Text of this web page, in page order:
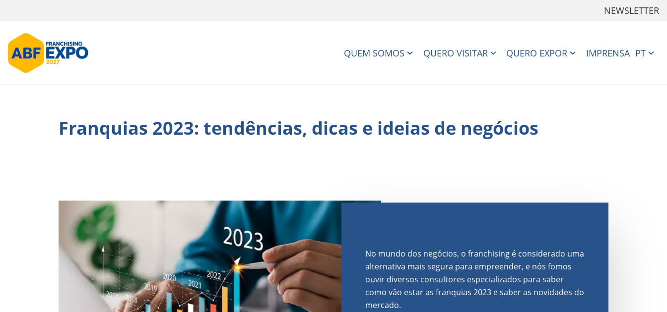
NEWSLETTER
QUEM SOMOS QUERO VISITAR QUERO EXPOR IMPRENSA PT
Franquias 2023: tendências, dicas e ideias de negócios
No mundo dos negócios, o franchising é considerado uma
alternativa mais segura para empreender, e nós fomos
ouvir diversos consultores especializados para saber
como vão estar as franquias 2023 e saber as novidades do
mercado.